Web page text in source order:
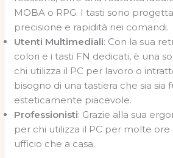
MOBA o RPG. I tasti sono
precisione e rapidità nei comandi.
Utenti Multimediali: Con la sua
colori e i tasti FN dedicati, è una
chi utilizza il PC per lavoro o
bisogno di una tastiera che sia sia
esteticamente piacevole.
Professionisti: Grazie alla sua
per chi utilizza il PC per molte ore
ufficio che a casa.